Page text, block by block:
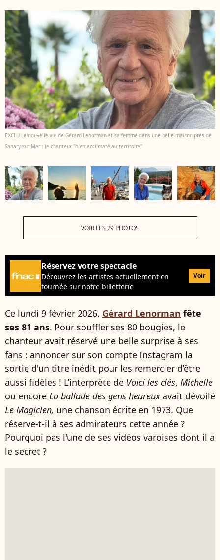
EXCLU La nouvelle vie de Gérard Lenorman et sa femme dans une belle maison près de
Sanary-sur-Mer : le chanteur "bien acclimaté au territoire"
VOIR LES 29 PHOTOS
Réservez votre spectacle
Découvrez les artistes actuellement en
tournée sur notre billetterie
Voir
Ce lundi 9 février 2026, Gérard Lenorman fête
ses 81 ans. Pour souffler ses 80 bougies, le
chanteur avait réservé une belle surprise à ses
fans : annoncer sur son compte Instagram la
sortie d'un titre inédit pour les remercier d’être
aussi fidèles ! L’interprète de Voici les clés, Michelle
ou encore La ballade des gens heureux avait dévoilé
Le Magicien, une chanson écrite en 1973. Que
réserve-t-il à ses admirateurs cette année ?
Pourquoi pas l'une de ses vidéos varoises dont il a
le secret ?